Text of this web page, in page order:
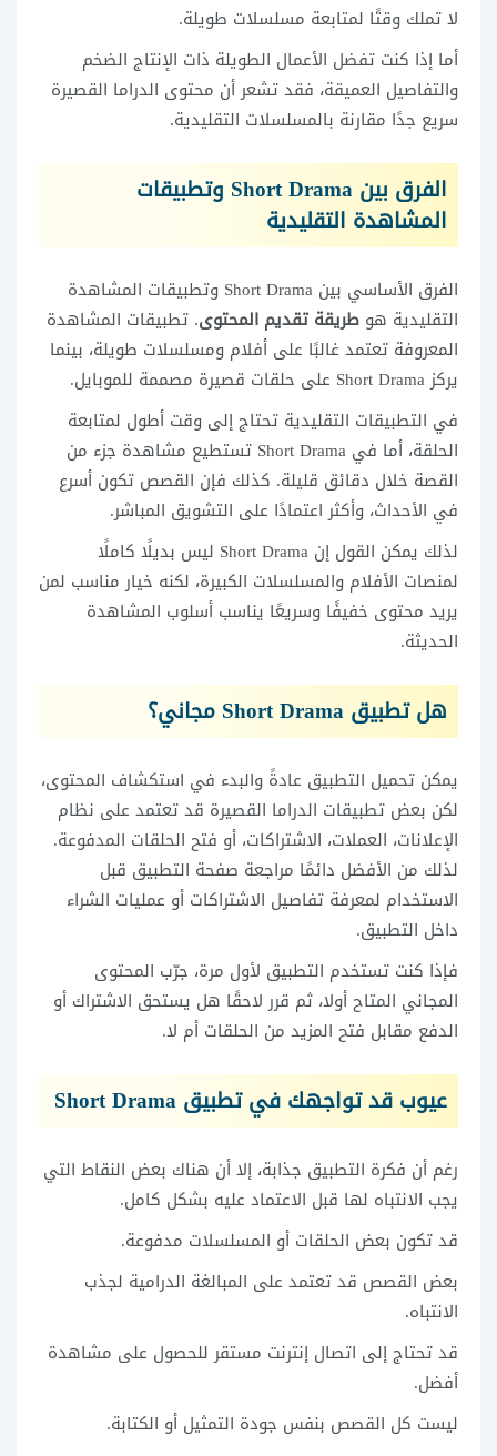
لا تملك وقتًا لمتابعة مسلسلات طويلة.
أما إذا كنت تفضل الأعمال الطويلة ذات الإنتاج الضخم
والتفاصيل العميقة، فقد تشعر أن محتوى الدراما القصيرة
سريع جدًا مقارنة بالمسلسلات التقليدية.
الفرق بين Short Drama وتطبيقات
المشاهدة التقليدية
الفرق الأساسي بين Short Drama وتطبيقات المشاهدة
التقليدية هو طريقة تقديم المحتوى. تطبيقات المشاهدة
المعروفة تعتمد غالبًا على أفلام ومسلسلات طويلة، بينما
يركز Short Drama على حلقات قصيرة مصممة للموبايل.
في التطبيقات التقليدية تحتاج إلى وقت أطول لمتابعة
الحلقة، أما في Short Drama تستطيع مشاهدة جزء من
القصة خلال دقائق قليلة. كذلك فإن القصص تكون أسرع
في الأحداث، وأكثر اعتمادًا على التشويق المباشر.
لذلك يمكن القول إن Short Drama ليس بديلًا كاملًا
لمنصات الأفلام والمسلسلات الكبيرة، لكنه خيار مناسب لمن
يريد محتوى خفيفًا وسريعًا يناسب أسلوب المشاهدة
الحديثة.
هل تطبيق Short Drama مجاني؟
يمكن تحميل التطبيق عادةً والبدء في استكشاف المحتوى،
لكن بعض تطبيقات الدراما القصيرة قد تعتمد على نظام
الإعلانات، العملات، الاشتراكات، أو فتح الحلقات المدفوعة.
لذلك من الأفضل دائمًا مراجعة صفحة التطبيق قبل
الاستخدام لمعرفة تفاصيل الاشتراكات أو عمليات الشراء
داخل التطبيق.
فإذا كنت تستخدم التطبيق لأول مرة، جرّب المحتوى
المجاني المتاح أولا، ثم قرر لاحقًا هل يستحق الاشتراك أو
الدفع مقابل فتح المزيد من الحلقات أم لا.
عيوب قد تواجهك في تطبيق Short Drama
رغم أن فكرة التطبيق جذابة، إلا أن هناك بعض النقاط التي
يجب الانتباه لها قبل الاعتماد عليه بشكل كامل.
قد تكون بعض الحلقات أو المسلسلات مدفوعة.
بعض القصص قد تعتمد على المبالغة الدرامية لجذب
الانتباه.
قد تحتاج إلى اتصال إنترنت مستقر للحصول على مشاهدة
أفضل.
ليست كل القصص بنفس جودة التمثيل أو الكتابة.